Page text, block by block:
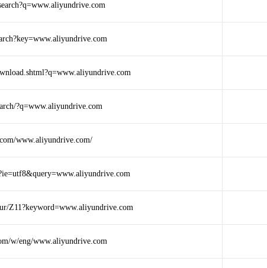
?q=www.aliyundrive.com
www.aliyundrive.com/
Z11?keyword=www.aliyundrive.com
w/eng/www.aliyundrive.com